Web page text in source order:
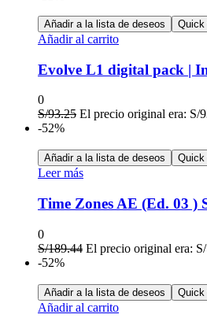
Añadir a la lista de deseos Quick
Añadir al carrito
Evolve L1 digital pack |
0
S/93.25 El precio original era: S/
-52%
Añadir a la lista de deseos Quick
Leer más
Time Zones AE (Ed. 03 )
0
S/189.44 El precio original era:
-52%
Añadir a la lista de deseos Quick
Añadir al carrito